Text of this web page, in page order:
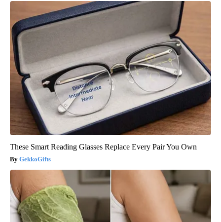
These Smart Reading Glasses Replace Every Pair You Own
GekkoGifts